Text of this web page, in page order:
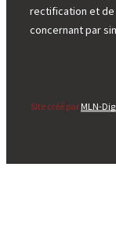
rectification et
concernant par
Site créé par MLN-